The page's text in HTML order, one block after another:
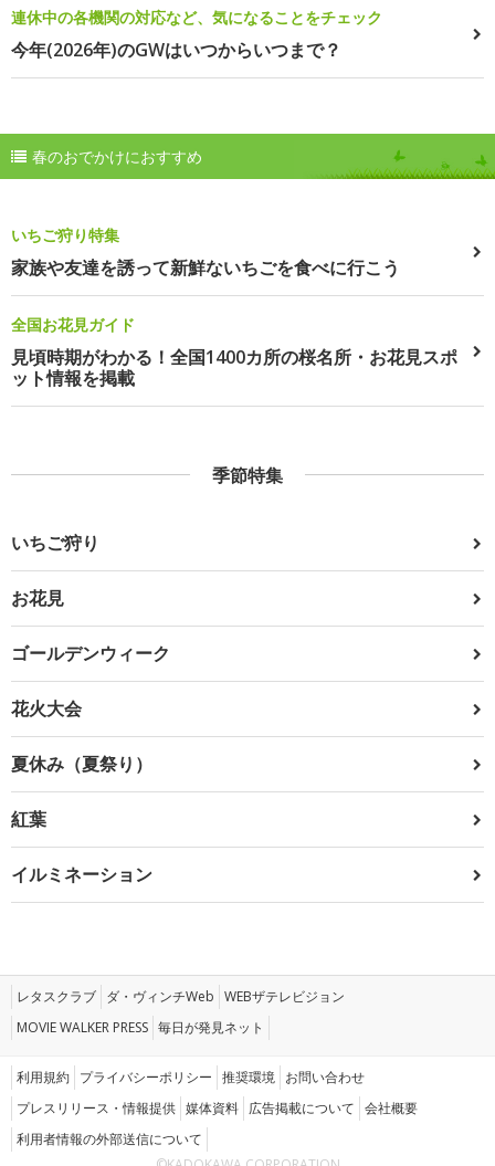
連休中の各機関の対応など、気になることをチェック
今年(2026年)のGWはいつからいつまで？
春のおでかけにおすすめ
いちご狩り特集
家族や友達を誘って新鮮ないちごを食べに行こう
全国お花見ガイド
見頃時期がわかる！全国1400カ所の桜名所・お花見スポ
ット情報を掲載
季節特集
いちご狩り
お花見
ゴールデンウィーク
花火大会
夏休み（夏祭り）
紅葉
イルミネーション
レタスクラブ ダ・ヴィンチWeb WEBザテレビジョン
MOVIE WALKER PRESS 毎日が発見ネット
利用規約 プライバシーポリシー 推奨環境 お問い合わせ
プレスリリース・情報提供 媒体資料 広告掲載について 会社概要
利用者情報の外部送信について